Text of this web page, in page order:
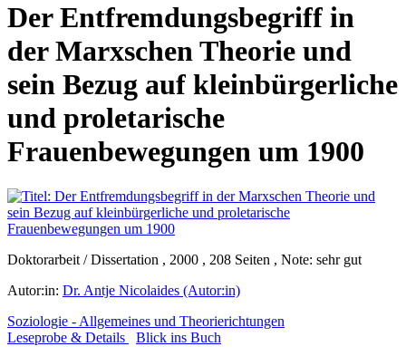
Der Entfremdungsbegriff in
der Marxschen Theorie und
sein Bezug auf kleinbürgerliche
und proletarische
Frauenbewegungen um 1900
Doktorarbeit / Dissertation , 2000 , 208 Seiten , Note: sehr gut
Autor:in: Dr. Antje Nicolaides (Autor:in)
Soziologie - Allgemeines und Theorierichtungen
Leseprobe & Details
Blick ins Buch